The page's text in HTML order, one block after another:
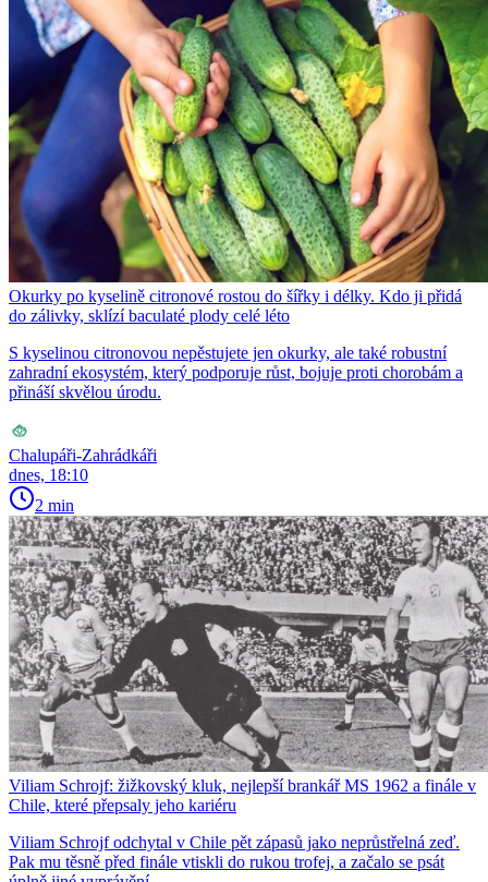
Okurky po kyselině citronové rostou do šířky i délky. Kdo ji přidá
do zálivky, sklízí baculaté plody celé léto
S kyselinou citronovou nepěstujete jen okurky, ale také robustní
zahradní ekosystém, který podporuje růst, bojuje proti chorobám a
přináší skvělou úrodu.
Chalupáři-Zahrádkáři
dnes, 18:10
2 min
Viliam Schrojf: žižkovský kluk, nejlepší brankář MS 1962 a finále v
Chile, které přepsaly jeho kariéru
Viliam Schrojf odchytal v Chile pět zápasů jako neprůstřelná zeď.
Pak mu těsně před finále vtiskli do rukou trofej, a začalo se psát